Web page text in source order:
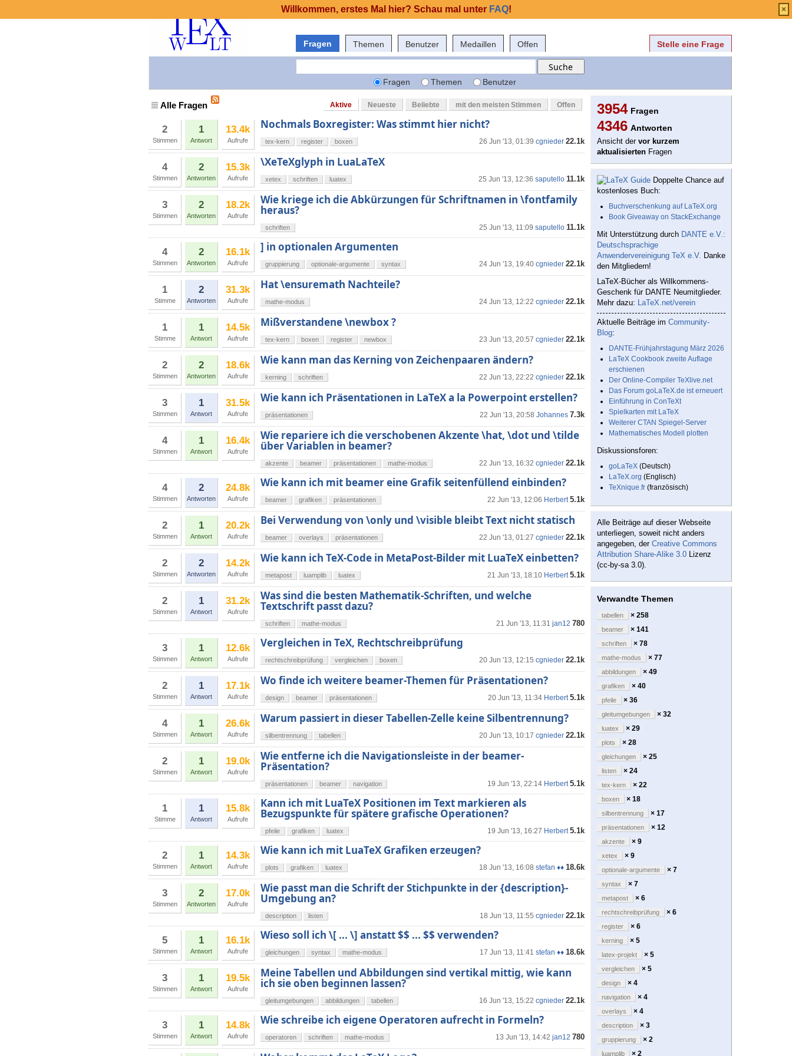
Fragen Themen Benutzer Medaillen Offen Stelle eine Frage
Fragen Themen Benutzer
Alle Fragen Aktive Neueste Beliebte mit den meisten Stimmen Offen
2
Stimmen
1
Antwort
13.4k
Aufrufe
Nochmals Boxregister: Was stimmt hier nicht?
26 Jun '13, 01:39 cgnieder 22.1k
tex-kern register boxen
4
Stimmen
2
Antworten
15.3k
Aufrufe
\XeTeXglyph in LuaLaTeX
25 Jun '13, 12:36 saputello 11.1k
xetex schriften luatex
3
Stimmen
2
Antworten
18.2k
Aufrufe
Wie kriege ich die Abkürzungen für Schriftnamen in \fontfamily
heraus?
25 Jun '13, 11:09 saputello 11.1k
schriften
4
Stimmen
2
Antworten
16.1k
Aufrufe
] in optionalen Argumenten
24 Jun '13, 19:40 cgnieder 22.1k
gruppierung optionale-argumente syntax
1
Stimme
2
Antworten
31.3k
Aufrufe
Hat \ensuremath Nachteile?
24 Jun '13, 12:22 cgnieder 22.1k
mathe-modus
1
Stimme
1
Antwort
14.5k
Aufrufe
Mißverstandene \newbox ?
23 Jun '13, 20:57 cgnieder 22.1k
tex-kern boxen register newbox
2
Stimmen
2
Antworten
18.6k
Aufrufe
Wie kann man das Kerning von Zeichenpaaren ändern?
22 Jun '13, 22:22 cgnieder 22.1k
kerning schriften
3
Stimmen
1
Antwort
31.5k
Aufrufe
Wie kann ich Präsentationen in LaTeX a la Powerpoint erstellen?
22 Jun '13, 20:58 Johannes 7.3k
präsentationen
4
Stimmen
1
Antwort
16.4k
Aufrufe
Wie repariere ich die verschobenen Akzente \hat, \dot und \tilde
über Variablen in beamer?
22 Jun '13, 16:32 cgnieder 22.1k
akzente beamer präsentationen mathe-modus
4
Stimmen
2
Antworten
24.8k
Aufrufe
Wie kann ich mit beamer eine Grafik seitenfüllend einbinden?
22 Jun '13, 12:06 Herbert 5.1k
beamer grafiken präsentationen
2
Stimmen
1
Antwort
20.2k
Aufrufe
Bei Verwendung von \only und \visible bleibt Text nicht statisch
22 Jun '13, 01:27 cgnieder 22.1k
beamer overlays präsentationen
2
Stimmen
2
Antworten
14.2k
Aufrufe
Wie kann ich TeX-Code in MetaPost-Bilder mit LuaTeX einbetten?
21 Jun '13, 18:10 Herbert 5.1k
metapost luamplib luatex
2
Stimmen
1
Antwort
31.2k
Aufrufe
Was sind die besten Mathematik-Schriften, und welche
Textschrift passt dazu?
21 Jun '13, 11:31 jan12 780
schriften mathe-modus
3
Stimmen
1
Antwort
12.6k
Aufrufe
Vergleichen in TeX, Rechtschreibprüfung
20 Jun '13, 12:15 cgnieder 22.1k
rechtschreibprüfung vergleichen boxen
2
Stimmen
1
Antwort
17.1k
Aufrufe
Wo finde ich weitere beamer-Themen für Präsentationen?
20 Jun '13, 11:34 Herbert 5.1k
design beamer präsentationen
4
Stimmen
1
Antwort
26.6k
Aufrufe
Warum passiert in dieser Tabellen-Zelle keine Silbentrennung?
20 Jun '13, 10:17 cgnieder 22.1k
silbentrennung tabellen
2
Stimmen
1
Antwort
19.0k
Aufrufe
Wie entferne ich die Navigationsleiste in der beamer-
Präsentation?
19 Jun '13, 22:14 Herbert 5.1k
präsentationen beamer navigation
1
Stimme
1
Antwort
15.8k
Aufrufe
Kann ich mit LuaTeX Positionen im Text markieren als
Bezugspunkte für spätere grafische Operationen?
19 Jun '13, 16:27 Herbert 5.1k
pfeile grafiken luatex
2
Stimmen
1
Antwort
14.3k
Aufrufe
Wie kann ich mit LuaTeX Grafiken erzeugen?
18 Jun '13, 16:08 stefan ♦♦ 18.6k
plots grafiken luatex
3
Stimmen
2
Antworten
17.0k
Aufrufe
Wie passt man die Schrift der Stichpunkte in der {description}-
Umgebung an?
18 Jun '13, 11:55 cgnieder 22.1k
description listen
5
Stimmen
1
Antwort
16.1k
Aufrufe
Wieso soll ich \[ ... \] anstatt $$ ... $$ verwenden?
17 Jun '13, 11:41 stefan ♦♦ 18.6k
gleichungen syntax mathe-modus
3
Stimmen
1
Antwort
19.5k
Aufrufe
Meine Tabellen und Abbildungen sind vertikal mittig, wie kann
ich sie oben beginnen lassen?
16 Jun '13, 15:22 cgnieder 22.1k
gleitumgebungen abbildungen tabellen
3
Stimmen
1
Antwort
14.8k
Aufrufe
Wie schreibe ich eigene Operatoren aufrecht in Formeln?
13 Jun '13, 14:42 jan12 780
operatoren schriften mathe-modus
3954 Fragen
4346 Antworten
Ansicht der vor kurzem
aktualisierten Fragen
Doppelte Chance auf
kostenloses Buch:
Buchverschenkung auf LaTeX.org
Book Giveaway on StackExchange
Mit Unterstützung durch DANTE e.V.:
Deutschsprachige
Anwendervereinigung TeX e.V. Danke
den Mitgliedern!
LaTeX-Bücher als Willkommens-
Geschenk für DANTE Neumitglieder.
Mehr dazu: LaTeX.net/verein
Aktuelle Beiträge im Community-
Blog:
DANTE-Frühjahrstagung März 2026
LaTeX Cookbook zweite Auflage
erschienen
Der Online-Compiler TeXlive.net
Das Forum goLaTeX.de ist erneuert
Einführung in ConTeXt
Spielkarten mit LaTeX
Weiterer CTAN Spiegel-Server
Mathematisches Modell plotten
Diskussionsforen:
goLaTeX (Deutsch)
LaTeX.org (Englisch)
TeXnique.fr (französisch)
Alle Beiträge auf dieser Webseite
unterliegen, soweit nicht anders
angegeben, der Creative Commons
Attribution Share-Alike 3.0 Lizenz
(cc-by-sa 3.0).
Verwandte Themen
tabellen × 258
beamer × 141
schriften × 78
mathe-modus × 77
abbildungen × 49
grafiken × 40
pfeile × 36
gleitumgebungen × 32
luatex × 29
plots × 28
gleichungen × 25
listen × 24
tex-kern × 22
boxen × 18
silbentrennung × 17
präsentationen × 12
akzente × 9
xetex × 9
optionale-argumente × 7
syntax × 7
metapost × 6
rechtschreibprüfung × 6
register × 6
kerning × 5
latex-projekt × 5
vergleichen × 5
design × 4
navigation × 4
overlays × 4
description × 3
gruppierung × 2
luamplib × 2
Willkommen, erstes Mal hier? Schau mal unter FAQ! ×